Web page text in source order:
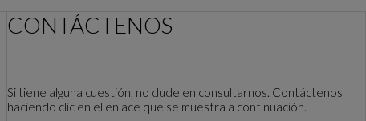
CONTÁCTENOS
Si tiene alguna cuestión, no dude en consultarnos. Contáctenos
haciendo clic en el enlace que se muestra a continuación.